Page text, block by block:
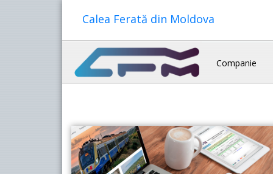
Calea Ferată din Moldova
Companie